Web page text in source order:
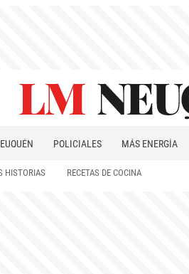
POLICIALES MÁS ENERGÍA
HISTORIAS RECETAS DE COCINA